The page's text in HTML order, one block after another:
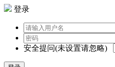
登录
安全提问(未设置请忽略)